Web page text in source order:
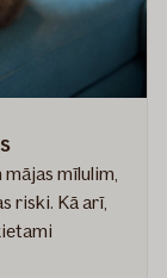
mīlulim,
riski. Kā arī,